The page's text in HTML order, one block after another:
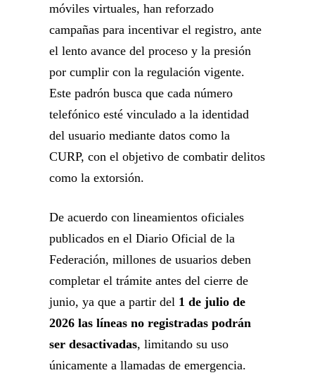
móviles virtuales, han reforzado
campañas para incentivar el registro, ante
el lento avance del proceso y la presión
por cumplir con la regulación vigente.
Este padrón busca que cada número
telefónico esté vinculado a la identidad
del usuario mediante datos como la
CURP, con el objetivo de combatir delitos
como la extorsión.
De acuerdo con lineamientos oficiales
publicados en el Diario Oficial de la
Federación, millones de usuarios deben
completar el trámite antes del cierre de
junio, ya que a partir del 1 de julio de
2026 las líneas no registradas podrán
ser desactivadas, limitando su uso
únicamente a llamadas de emergencia.